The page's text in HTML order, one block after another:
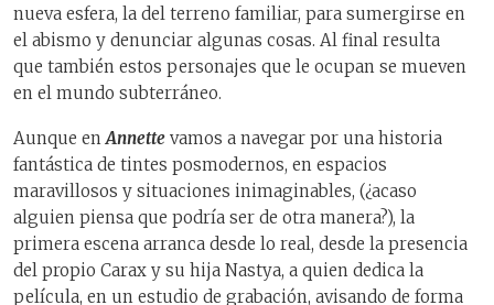
nueva esfera, la del terreno familiar, para sumergirse en
el abismo y denunciar algunas cosas. Al final resulta
que también estos personajes que le ocupan se mueven
en el mundo subterráneo.
Aunque enAnnette vamos a navegar por una historia
fantástica de tintes posmodernos, en espacios
maravillosos y situaciones inimaginables, (¿acaso
alguien piensa que podría ser de otra manera?), la
primera escena arranca desde lo real, desde la presencia
del propio Carax y su hija Nastya, a quien dedica la
película, en un estudio de grabación, avisando de forma